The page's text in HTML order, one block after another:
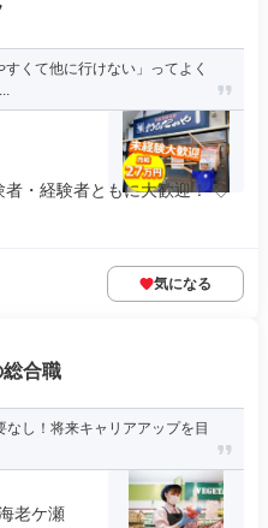
くて他に行けない」ってよく
・経験者ともに大歓迎！ ◇
気になる
合職
なし！将来キャリアアップを目
老ケ瀬